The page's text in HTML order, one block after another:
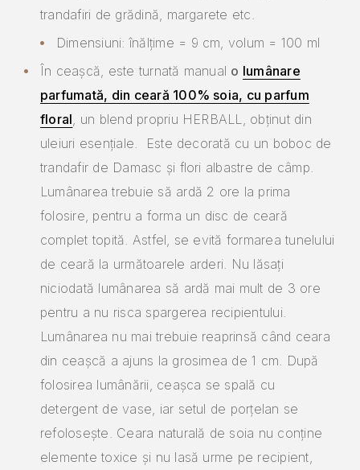
trandafiri de grădină, margarete etc.
Dimensiuni: înălțime = 9 cm, volum = 100 ml
În ceașcă, este turnată manual o lumânare
parfumată, din ceară 100% soia, cu parfum
floral, un blend propriu HERBALL, obținut din
uleiuri esențiale. Este decorată cu un boboc de
trandafir de Damasc și flori albastre de câmp.
Lumânarea trebuie să ardă 2 ore la prima
folosire, pentru a forma un disc de ceară
complet topită. Astfel, se evită formarea tunelului
de ceară la următoarele arderi. Nu lăsați
niciodată lumânarea să ardă mai mult de 3 ore
pentru a nu risca spargerea recipientului.
Lumânarea nu mai trebuie reaprinsă când ceara
din ceașcă a ajuns la grosimea de 1 cm. După
folosirea lumânării, ceașca se spală cu
detergent de vase, iar setul de porțelan se
refolosește. Ceara naturală de soia nu conține
elemente toxice și nu lasă urme pe recipient,